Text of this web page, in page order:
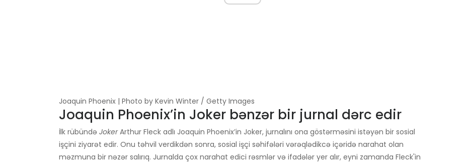
Joaquin Phoenix | Photo by Kevin Winter / Getty Images
Joaquin Phoenix’in Joker bənzər bir jurnal dərc edir
İlk rübündə JokerArthur Fleck adlı Joaquin Phoenix’in Joker, jurnalını ona göstərməsini istəyən bir sosial
işçini ziyarət edir. Onu təhvil verdikdən sonra, sosial işçi səhifələri vərəqlədikcə içəridə narahat olan
məzmuna bir nəzər salırıq. Jurnalda çox narahat edici rəsmlər və ifadələr yer alır, eyni zamanda Fleck'in